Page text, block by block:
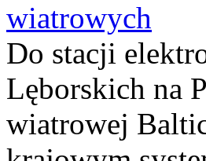
wiatrowych
Do stacji
Lęborskich na
wiatrowej